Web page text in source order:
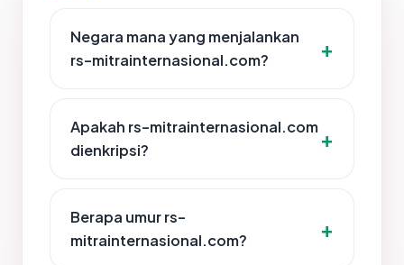
Negara mana yang menjalankan
rs-mitrainternasional.com?
Apakah rs-mitrainternasional.com
dienkripsi?
Berapa umur rs-
mitrainternasional.com?